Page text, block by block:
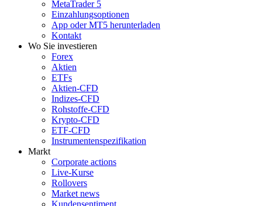
MetaTrader 5
Einzahlungsoptionen
App oder MT5 herunterladen
Kontakt
Wo Sie investieren
Forex
Aktien
ETFs
Aktien-CFD
Indizes-CFD
Rohstoffe-CFD
Krypto-CFD
ETF-CFD
Instrumentenspezifikation
Markt
Corporate actions
Live-Kurse
Rollovers
Market news
Kundensentiment